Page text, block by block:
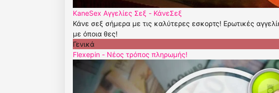
KaneSex Αγγελίες Σεξ - ΚάνεΣεξ
Κάνε σεξ σήμερα με τις καλύτερες εσκορτς! Ερωτικές
με όποια θες!
Γενικά
Flexepin - Νέος τρόπος πληρωμής!